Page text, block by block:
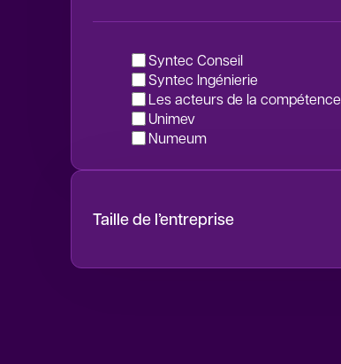
Syntec Conseil
Syntec Ingénierie
Les acteurs de la compétence
unimev
Numeum
Taille de l’entreprise